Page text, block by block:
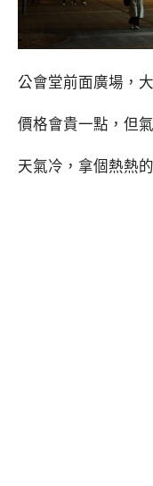
公會堂前面廣場，
價格會貴一點，但
天氣冷，拿個熱熱